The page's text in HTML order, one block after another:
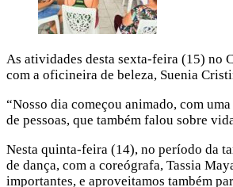
As atividades desta sexta-feira (15) no
com a oficineira de beleza, Suenia
“Nosso dia começou animado, com
de pessoas, que também falou sobre
Nesta quinta-feira (14), no período da
de dança, com a coreógrafa, Tassia
importantes, e aproveitamos também